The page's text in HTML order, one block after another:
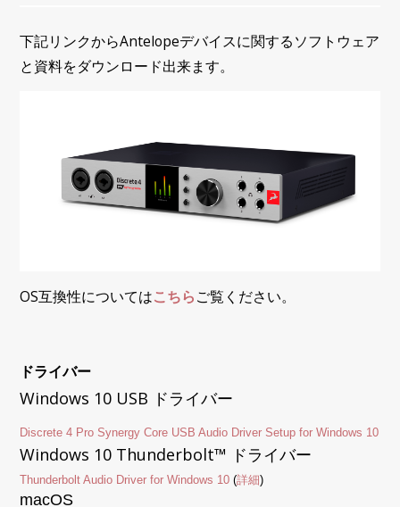
下記リンクからAntelopeデバイスに関するソフトウェア
と資料をダウンロード出来ます。
OS互換性についてはこちらご覧ください。
ドライバー
Windows 10 USB ドライバー
Discrete 4 Pro Synergy Core USB Audio Driver Setup for Windows 10
Windows 10 Thunderbolt™ ドライバー
Thunderbolt Audio Driver for Windows 10 (詳細)
macOS